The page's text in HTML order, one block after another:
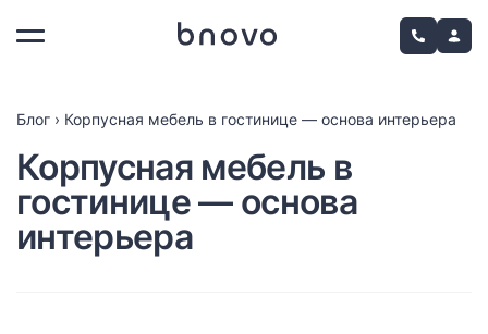
Блог › Корпусная мебель в гостинице — основа интерьера
Корпусная мебель в
гостинице — основа
интерьера